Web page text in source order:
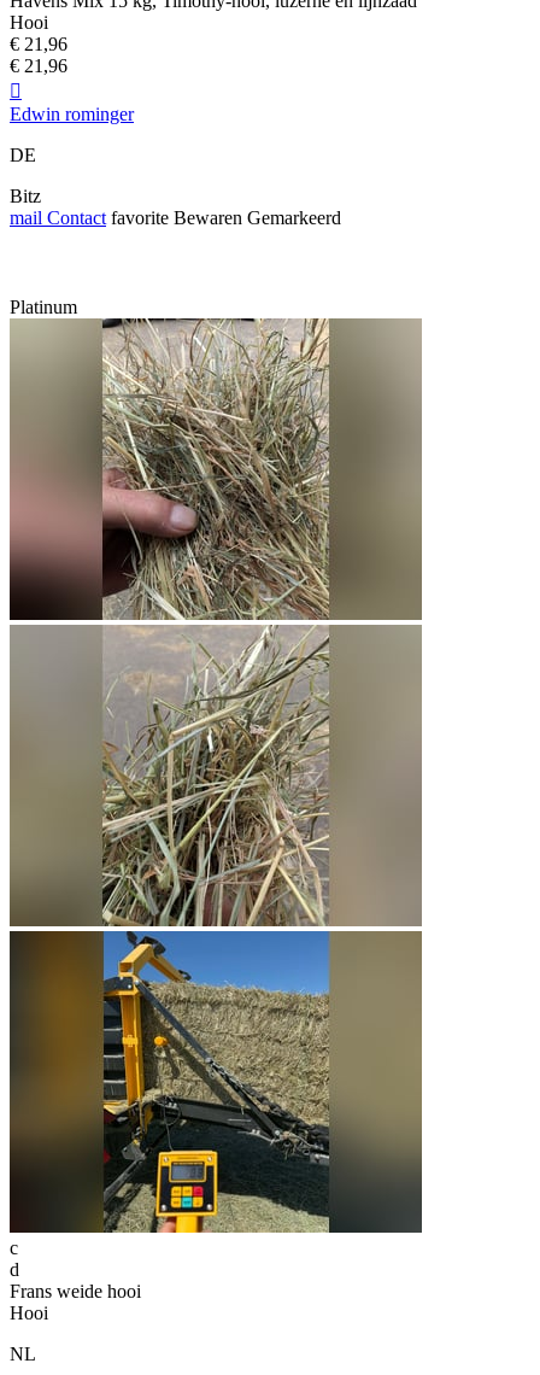
Hooi
€ 21,96
€ 21,96

Edwin rominger
DE
Bitz
mail Contact favorite Bewaren Gemarkeerd
Platinum
c
d
Frans weide hooi
Hooi
NL